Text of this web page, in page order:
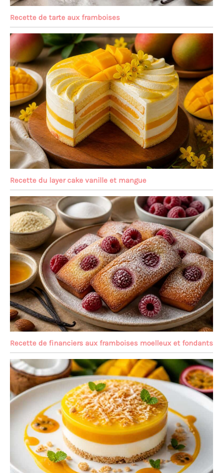
Recette de tarte aux framboises
Recette du layer cake vanille et mangue
Recette de financiers aux framboises moelleux et fondants